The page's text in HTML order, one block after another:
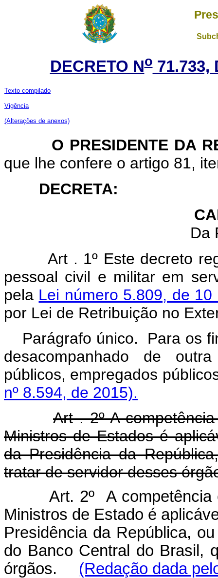
DECRETO No71.733,
Texto compilado
Vigência
(Alterações de anexos)
O PRESIDENTE DA
que lhe confere o artigo 81,
DECRETA:
Da
Art . 1º Este decreto
pessoal civil e militar em
pela Lei número 5.809, de
por Lei de Retribuição no
Parágrafo único. Para os
desacompanhado de
públicos, empregados
nº 8.594, de 2015).
Art . 2º A
Ministros de Estados é
da Presidência da
tratar de servidor desses
Art. 2º A competência
Ministros de Estado é
Presidência da República,
do Banco Central do Brasil,
órgãos. (Redação dada